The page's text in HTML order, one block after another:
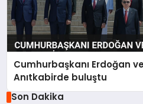
Cumhurbaşkanı Erdoğan
Anıtkabirde buluştu
Son Dakika